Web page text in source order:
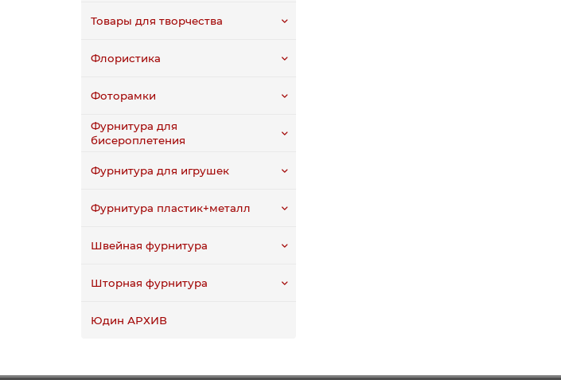
Товары для творчества
Флористика
Фоторамки
Фурнитура для
бисероплетения
Фурнитура для игрушек
Фурнитура пластик+металл
Швейная фурнитура
Шторная фурнитура
Юдин АРХИВ